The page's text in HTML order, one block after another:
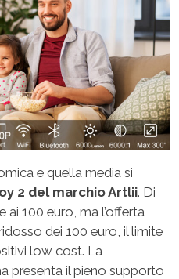
e quella media si
2 del marchio Artlii. Di
ai 100 euro, ma l’offerta
dei 100 euro, il limite
low cost. La
presenta il pieno supporto